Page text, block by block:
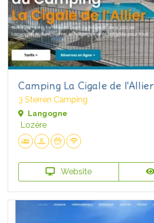
Camping La Cigale de l'Allier
3 Sterren Camping
Langogne
Lozère
Website